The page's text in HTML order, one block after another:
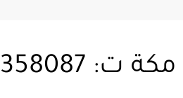
الفلل في مكه